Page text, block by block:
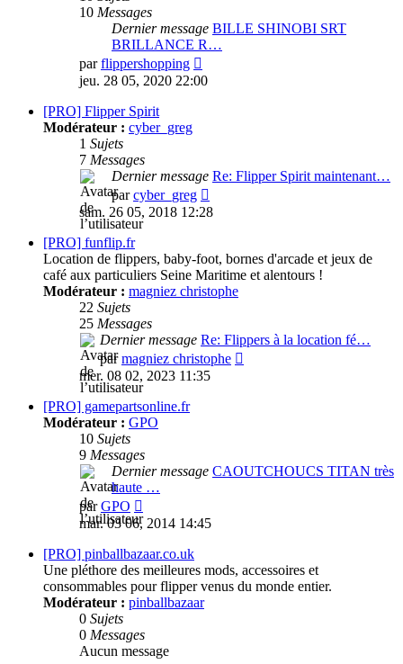
10 Messages
Dernier message BILLE SHINOBI SRT
BRILLANCE R…
parflippershopping
le
jeu. 28 05, 2020 22:00
[PRO] Flipper Spirit
Modérateur : cyber_greg
1 Sujets
7 Messages
Dernier message Re: Flipper Spirit maintenant…
parcyber_greg
le
sam. 26 05, 2018 12:28
[PRO] funflip.fr
Location de flippers, baby-foot, bornes d'arcade et jeux de
café aux particuliers Seine Maritime et alentours !
Modérateur : magniez christophe
22 Sujets
25 Messages
Dernier message Re: Flippers à la location fé…
parmagniez christophe
mer. 08 02, 2023 11:35
[PRO] gamepartsonline.fr
Modérateur : GPO
10 Sujets
9 Messages
Dernier message CAOUTCHOUCS TITAN très
haute …
parGPO
le
message
mar. 03 06, 2014 14:45
[PRO] pinballbazaar.co.uk
Une pléthore des meilleures mods, accessoires et
consommables pour flipper venus du monde entier.
Modérateur : pinballbazaar
0 Sujets
0 Messages
Aucun message